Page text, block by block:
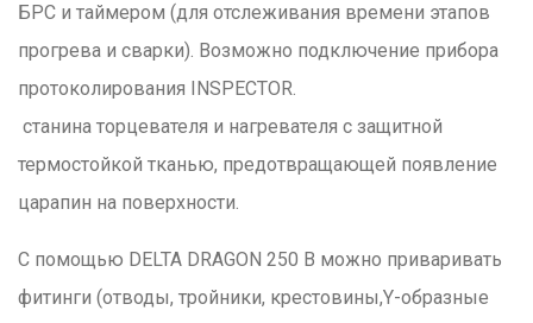
БРС и таймером (для отслеживания времени этапов
прогрева и сварки). Возможно подключение прибора
протоколирования INSPECTOR.
станина торцевателя и нагревателя с защитной
термостойкой тканью, предотвращающей появление
царапин на поверхности.
С помощью DELTA DRAGON 250 B можно приваривать
фитинги (отводы, тройники, крестовины,Y-образные